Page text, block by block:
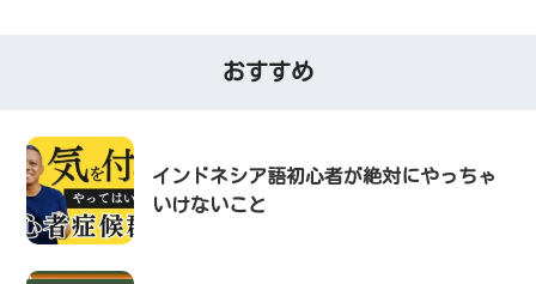
おすすめ
インドネシア語初心者が絶対にやっちゃ
いけないこと